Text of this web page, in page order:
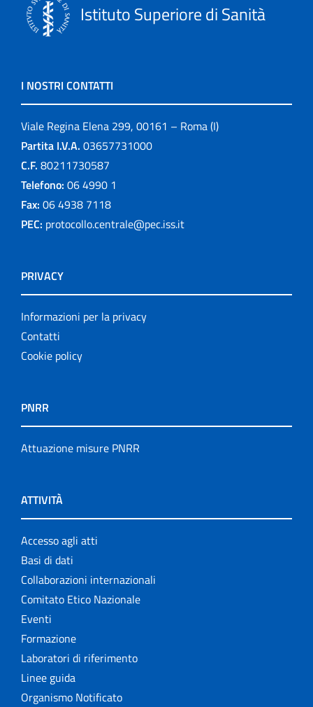
Istituto Superiore di Sanità
I NOSTRI CONTATTI
Viale Regina Elena 299, 00161 – Roma (I)
Partita I.V.A. 03657731000
C.F. 80211730587
Telefono: 06 4990 1
Fax: 06 4938 7118
PEC: protocollo.centrale@pec.iss.it
PRIVACY
Informazioni per la privacy
Contatti
Cookie policy
PNRR
Attuazione misure PNRR
ATTIVITÀ
Accesso agli atti
Basi di dati
Collaborazioni internazionali
Comitato Etico Nazionale
Eventi
Formazione
Laboratori di riferimento
Linee guida
Organismo Notificato